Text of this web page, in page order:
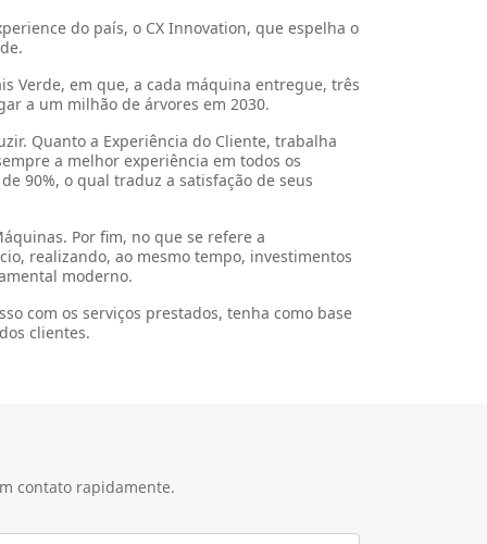
com uma filial em Paranavaí, no
Agroindustrial, voltada a oferecer aos
mundialmente líder.
norte, e Ivaiporã, no centro-norte. Essa
a operar em Cambé, Apucarana, Cornélio
da Cocamar Máquinas na região norte